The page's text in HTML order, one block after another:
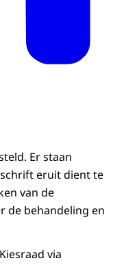
Er staan
eruit dient te
van de
de behandeling en
via